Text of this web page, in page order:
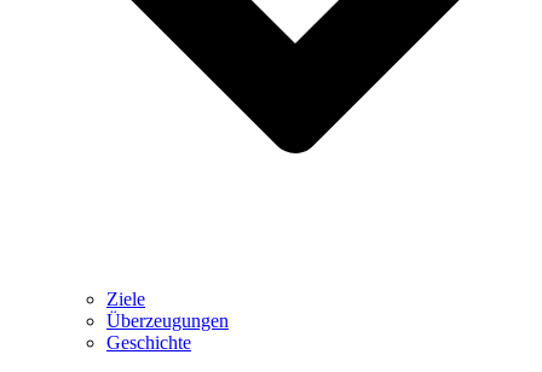
Ziele
Überzeugungen
Geschichte